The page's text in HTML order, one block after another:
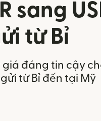
sang
từ Bỉ
đáng tin cậy
gửi từ Bỉ đến tại Mỹ